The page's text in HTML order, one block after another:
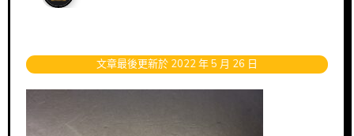
文章最後更新於 2022 年 5 月 26 日